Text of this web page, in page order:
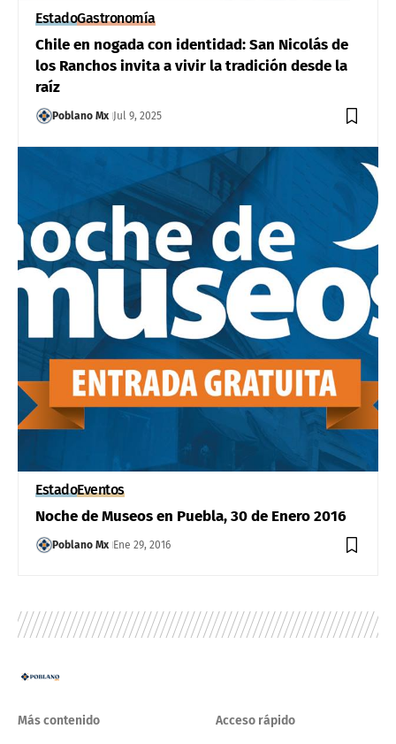
EstadoGastronomía
Chile en nogada con identidad: San Nicolás de
los Ranchos invita a vivir la tradición desde la
raíz
Poblano Mx Jul 9, 2025
EstadoEventos
Noche de Museos en Puebla, 30 de Enero 2016
Poblano Mx Ene 29, 2016
Más contenido Acceso rápido